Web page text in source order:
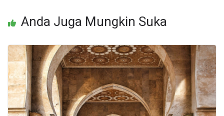
Anda Juga Mungkin Suka